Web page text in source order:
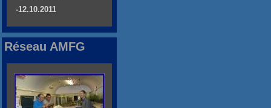
-12.10.2011
Réseau AMFG